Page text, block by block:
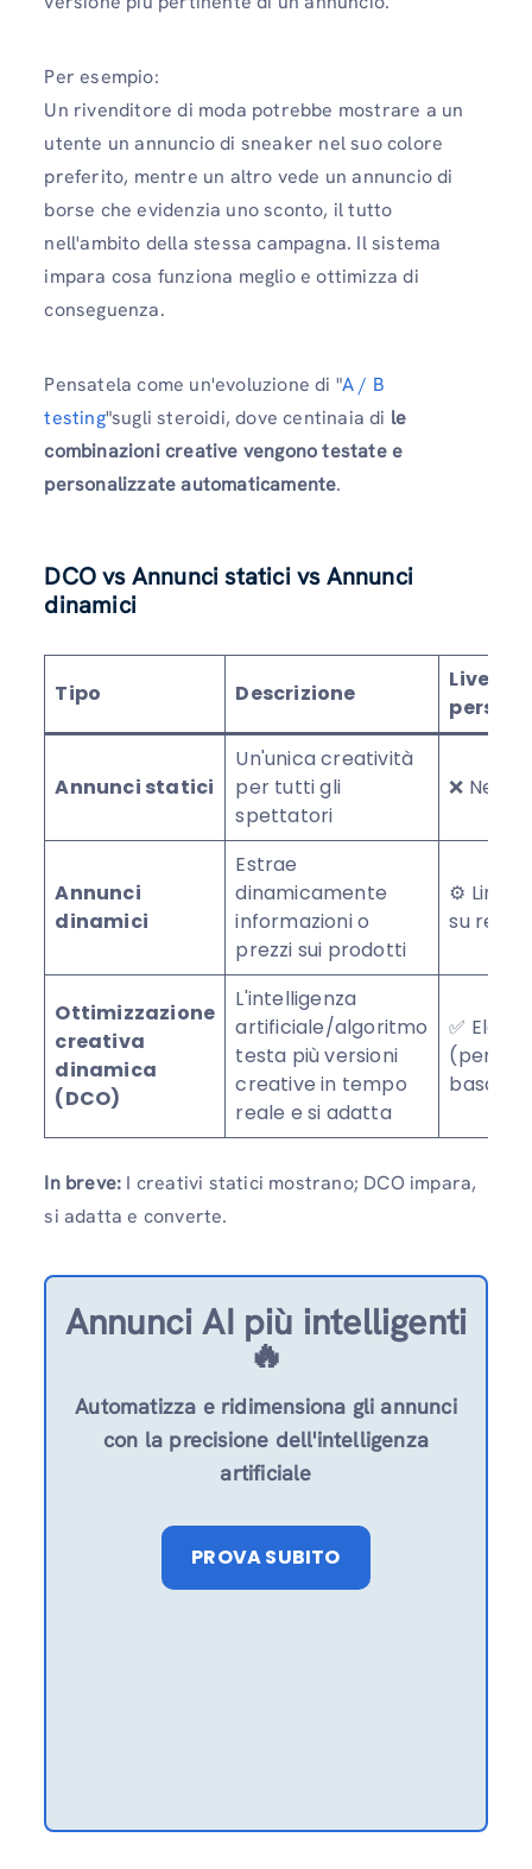
Per esempio:
Un rivenditore di moda potrebbe mostrare a un
utente un annuncio di sneaker nel suo colore
preferito, mentre un altro vede un annuncio di
borse che evidenzia uno sconto, il tutto
nell'ambito della stessa campagna. Il sistema
impara cosa funziona meglio e ottimizza di
conseguenza.
Pensatela come un'evoluzione di "A / B
testing"sugli steroidi, dove centinaia di le
combinazioni creative vengono testate e
personalizzate automaticamente.
DCO vs Annunci statici vs Annunci
dinamici
Tipo Descrizione
Livello
Annunci statici
Un'unica creatività
per tutti gli
spettatori
❌
Annunci
dinamici
Estrae
dinamicamente
informazioni o
prezzi sui prodotti
⚙️
su
Ottimizzazione
creativa
dinamica
(DCO)
L'intelligenza
artificiale/algoritmo
testa più versioni
creative in tempo
reale e si adatta
✅
basata
In breve: I creativi statici mostrano; DCO impara,
si adatta e converte.
Annunci AI più intelligenti
🔥
Automatizza e ridimensiona gli annunci
con la precisione dell'intelligenza
artificiale
PROVA SUBITO